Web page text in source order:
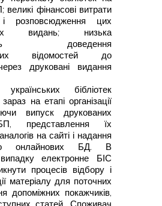
великі фінансові витрати
розповсюдження цих
видань; низька
доведення
відомостей до
друковані видання
українських бібліотек
на етапі організації
випуск друкованих
представлення їх
на сайті і надання
онлайнових БД. В
електронне БІС
процесів відбору і
матеріалу для поточних
допоміжних покажчиків,
статей. Споживач